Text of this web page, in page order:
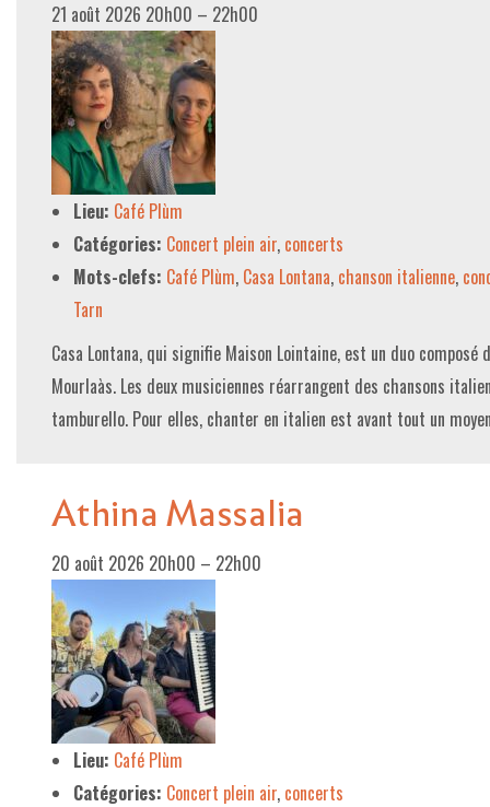
21 août 2026 20h00 – 22h00
Lieu: Café Plùm
Catégories: Concert plein air, concerts
Mots-clefs: Café Plùm, Casa Lontana, chanson italienne,
Tarn
Casa Lontana, qui signifie Maison Lointaine, est un duo composé
Mourlaàs. Les deux musiciennes réarrangent des chansons
tamburello. Pour elles, chanter en italien est avant tout un
Athina Massalia
20 août 2026 20h00 – 22h00
Lieu: Café Plùm
Catégories: Concert plein air, concerts